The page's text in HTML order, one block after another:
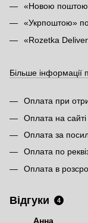
«Новою
«Укрпоштою»
«Rozetka
Більше інформації
Оплата при
Оплата на
Оплата за
Оплата по
Оплата в
Відгуки 4
Анна